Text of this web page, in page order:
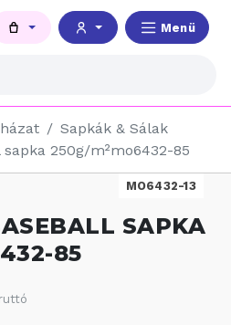
Menü
Sapkák & Sálak
250g/m²mo6432-85
MO6432-13
SAPKA
85